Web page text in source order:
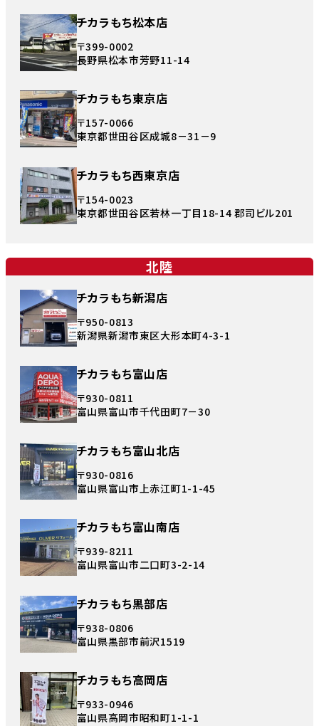
チカラもち松本店
〒399-0002
長野県松本市芳野11-14
チカラもち東京店
〒157-0066
東京都世田谷区成城8－31－9
チカラもち西東京店
〒154-0023
東京都世田谷区若林一丁目18-14 郡司ビル201
北陸
チカラもち新潟店
〒950-0813
新潟県新潟市東区大形本町4-3-1
チカラもち富山店
〒930-0811
富山県富山市千代田町7－30
チカラもち富山北店
〒930-0816
富山県富山市上赤江町1-1-45
チカラもち富山南店
〒939-8211
富山県富山市二口町3-2-14
チカラもち黒部店
〒938-0806
富山県黒部市前沢1519
チカラもち高岡店
〒933-0946
富山県高岡市昭和町1-1-1